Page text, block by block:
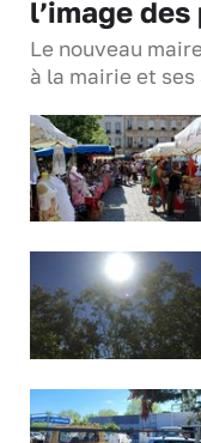
l’image
Le nouveau
à la mairie et